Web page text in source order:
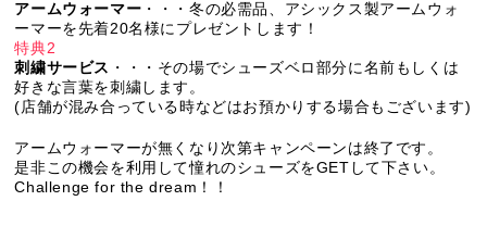
アームウォーマー ・・・冬の必需品、アシックス製アームウォ
ーマーを先着20名様にプレゼントします！
特典2
刺繍サービス ・・・その場でシューズベロ部分に名前もしくは
好きな言葉を刺繍します。
(店舗が混み合っている時などはお預かりする場合もございます)
アームウォーマーが無くなり次第キャンペーンは終了です。
是非この機会を利用して憧れのシューズをGETして下さい。
Challenge for the dream！！